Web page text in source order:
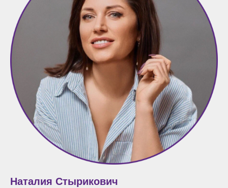
Наталия Стырикович